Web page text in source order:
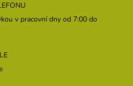
v pracovní dny od 7:00 do